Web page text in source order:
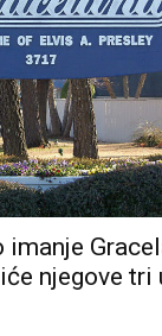
imanje
njegove tri